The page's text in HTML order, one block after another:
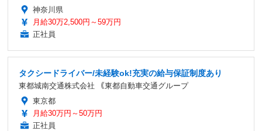
神奈川県
月給30万2,500円～59万円
正社員
タクシードライバー/未経験ok!充実の給与保証制度あり
東都城南交通株式会社 ｟東都自動車交通グループ
東京都
月給30万円～50万円
正社員